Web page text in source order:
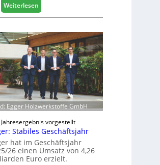
i
i
e
r
t
s
c
h
Weiterlesen:
H
f
e
l
e
e
r
ö
f
f
n
e
t
L
o
Egger Holzwerkstoffe GmbH
Jahresergebnis vorgestellt
Stabiles Geschäftsjahr
hat im Geschäftsjahr
26 einen Umsatz von 4,26
Euro erzielt.